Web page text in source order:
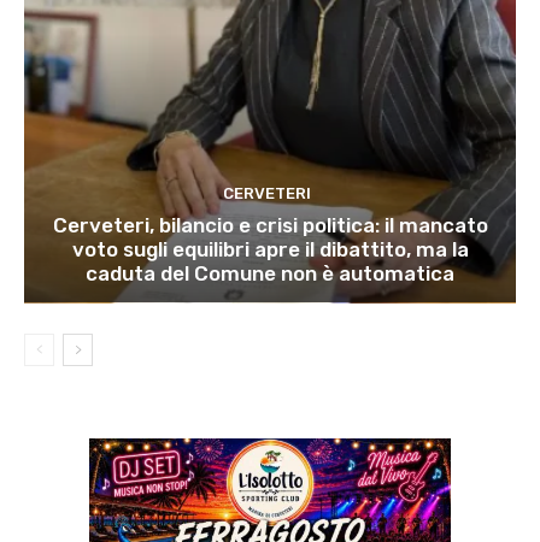
CERVETERI
Cerveteri, bilancio e crisi politica: il mancato
voto sugli equilibri apre il dibattito, ma la
caduta del Comune non è automatica